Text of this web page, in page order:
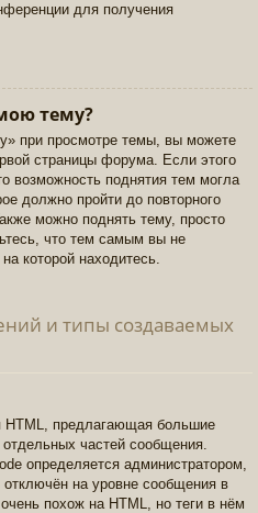
для получения
тему?
при просмотре темы, вы можете
страницы форума. Если этого
возможность поднятия тем могла
должно пройти до повторного
можно поднять тему, просто
что тем самым вы не
которой находитесь.
и типы создаваемых
HTML, предлагающая большие
частей сообщения.
определяется администратором,
на уровне сообщения в
похож на HTML, но теги в нём